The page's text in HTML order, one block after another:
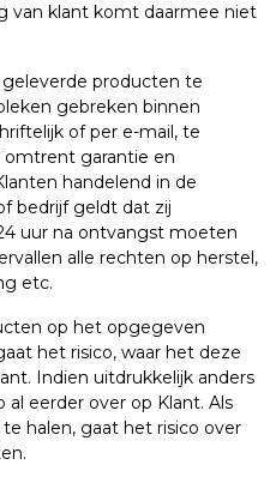
van klant komt daarmee niet
geleverde producten te
gebreken binnen
of per e-mail, te
omtrent garantie en
handelend in de
bedrijf geldt dat zij
uur na ontvangst moeten
alle rechten op herstel,
etc.
op het opgegeven
het risico, waar het deze
Indien uitdrukkelijk anders
eerder over op Klant. Als
halen, gaat het risico over